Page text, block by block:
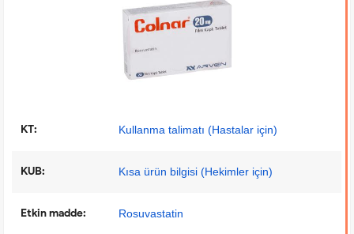
KT: Kullanma talimatı (Hastalar için)
KUB: Kısa ürün bilgisi (Hekimler için)
Etkin madde: Rosuvastatin